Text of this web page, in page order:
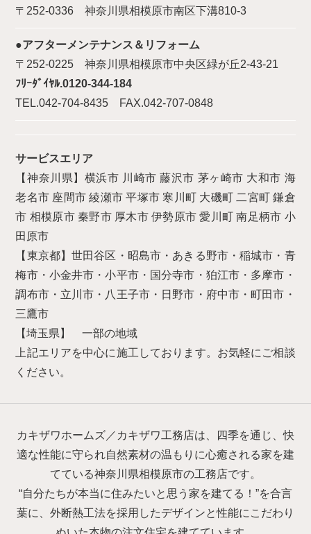
〒252-0336 神奈川県相模原市南区下溝810-3
●アフターメンテナンス＆リフォーム
〒252-0225 神奈川県相模原市中央区緑が丘2-43-21
ﾌﾘｰﾀﾞｲﾔﾙ.0120-344-184
TEL.042-704-8435 FAX.042-707-0848
サービスエリア
【神奈川県】横浜市 川崎市 藤沢市 茅ヶ崎市 大和市 海
老名市 座間市 綾瀬市 平塚市 寒川町 大磯町 二宮町 鎌倉
市 相模原市 秦野市 厚木市 伊勢原市 愛川町 南足柄市 小
田原市
【東京都】世田谷区・昭島市・あきる野市・稲城市・青
梅市・小金井市・小平市・国分寺市・狛江市・多摩市・
調布市・立川市・八王子市・日野市・府中市・町田市・
三鷹市
【埼玉県】 一部の地域
上記エリアを中心に施工しております。お気軽にご相談
ください。
カキザワホームズ／カキザワ工務店は、四季を通じ、快
適な性能に守られ自然素材の温もりに心癒される家を建
てている神奈川県相模原市の工務店です。
“自分たちが本当に住みたいと思う家を建てる！”を合言
葉に、外断熱工法を採用したデザインと性能にこだわり